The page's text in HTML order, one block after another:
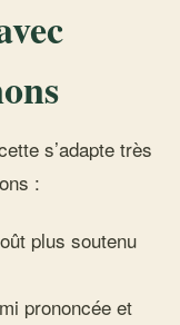
s’adapte très
:
plus soutenu
prononcée et